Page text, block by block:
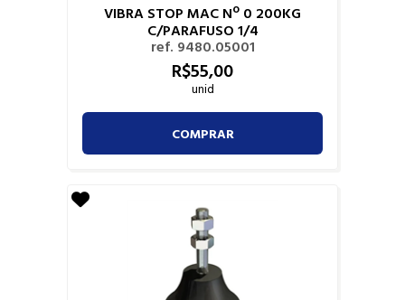
VIBRA STOP MAC Nº 0 200KG
C/PARAFUSO 1/4
ref. 9480.05001
R$55,00
unid
COMPRAR